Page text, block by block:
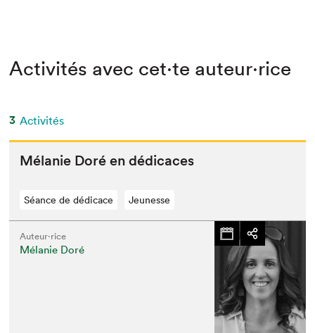
Activités avec cet·te auteur·rice
3 Activités
Mélanie Doré en dédicaces
Séance de dédicace Jeunesse
Auteur·rice
Mélanie Doré